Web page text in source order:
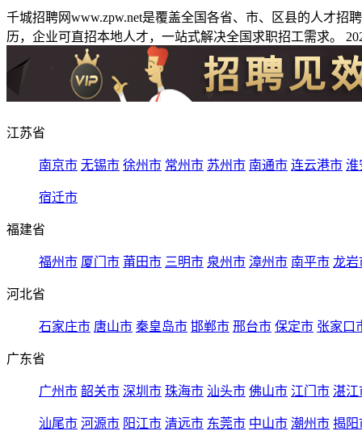
千城招聘网www.zpw.net是覆盖全国各省、市、区县的人才
历，企业可直招本地人才，一站式解决全国求职招工需求。
江苏省
南京市 无锡市 徐州市 常州市 苏州市 南通市 连云港市 淮
宿迁市
福建省
福州市 厦门市 莆田市 三明市 泉州市 漳州市 南平市 龙岩
河北省
石家庄市 唐山市 秦皇岛市 邯郸市 邢台市 保定市 张家口
广东省
广州市 韶关市 深圳市 珠海市 汕头市 佛山市 江门市 湛江
汕尾市 河源市 阳江市 清远市 东莞市 中山市 潮州市 揭阳